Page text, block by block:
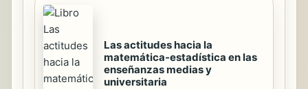
Las actitudes hacia la
matemática-estadística en las
enseñanzas medias y
universitaria